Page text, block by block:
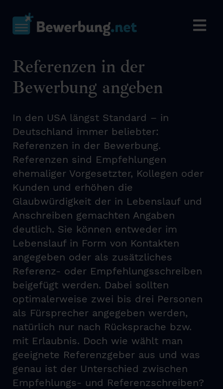
Referenzen in der
Bewerbung angeben
In den USA längst Standard – in
Deutschland immer beliebter:
Referenzen in der Bewerbung.
Referenzen sind Empfehlungen
ehemaliger Vorgesetzter, Kollegen oder
Kunden und erhöhen die
Glaubwürdigkeit der in Lebenslauf und
Anschreiben gemachten Angaben
deutlich. Sie können entweder im
Lebenslauf in Form von Kontakten
angegeben oder als zusätzliches
Referenz- oder Empfehlungsschreiben
beigefügt werden. Dabei sollten
optimalerweise zwei bis drei Personen
als Fürsprecher angegeben werden,
natürlich nur nach Rücksprache bzw.
mit Erlaubnis. Doch wie wählt man
geeignete Referenzgeber aus und was
genau ist der Unterschied zwischen
Empfehlungs- und Referenzschreiben?